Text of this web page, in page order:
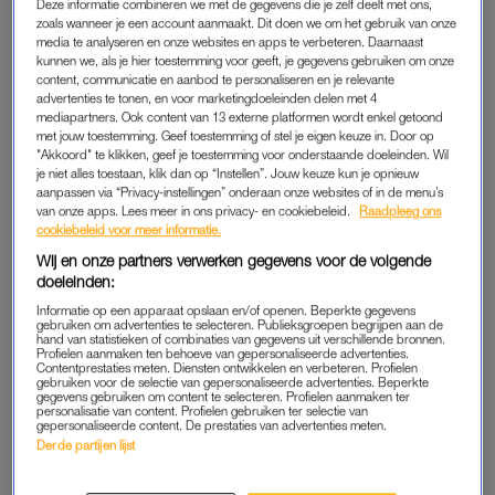
meer herhalingen dan normaal.”
Die prikkel zorgt voor kleine scheurtjes in je spiervezels en
bindweefsel. Vooral bij excentrische bewegingen – het laten
zakken van een gewicht, bijvoorbeeld – kan dat gebeuren. “Je
lichaam reageert daarop met een ontstekingsproces. Dat voel
je dan als stijfheid of pijn, vaak één tot twee dagen later.”
GEEN SPIERPIJN? GEEN STRESS
Afijn: het is dus een teken dat je iets anders hebt gedaan dan
normaal. Maar betekent het dan ook dat je niet goed hebt
getraind als je géén spierpijn voelt? Nee, spierpijn is geen
bewijs dat je goed hebt getraind. “Dat is echt een
misverstand”, legt hij uit. “Je kunt prima sterker worden en
spiermassa opbouwen zónder spierpijn.”
Deze informatie combineren we met de gegevens die je zelf deelt met ons,
zoals wanneer je een account aanmaakt. Dit doen we om het gebruik van onze
media te analyseren en onze websites en apps te verbeteren. Daarnaast
kunnen we, als je hier toestemming voor geeft, je gegevens gebruiken om onze
content, communicatie en aanbod te personaliseren en je relevante
advertenties te tonen, en voor marketingdoeleinden delen met 4
mediapartners. Ook content van 13 externe platformen wordt enkel getoond
met jouw toestemming. Geef toestemming of stel je eigen keuze in. Door op
"Akkoord" te klikken, geef je toestemming voor onderstaande doeleinden. Wil
je niet alles toestaan, klik dan op “Instellen”. Jouw keuze kun je opnieuw
aanpassen via “Privacy-instellingen” onderaan onze websites of in de menu’s
van onze apps. Lees meer in ons privacy- en cookiebeleid.
Raadpleeg ons
cookiebeleid voor meer informatie.
Wij en onze partners verwerken gegevens voor de volgende
doeleinden:
Informatie op een apparaat opslaan en/of openen. Beperkte gegevens
gebruiken om advertenties te selecteren. Publieksgroepen begrijpen aan de
hand van statistieken of combinaties van gegevens uit verschillende bronnen.
Profielen aanmaken ten behoeve van gepersonaliseerde advertenties.
Contentprestaties meten. Diensten ontwikkelen en verbeteren. Profielen
gebruiken voor de selectie van gepersonaliseerde advertenties. Beperkte
gegevens gebruiken om content te selecteren. Profielen aanmaken ter
personalisatie van content. Profielen gebruiken ter selectie van
gepersonaliseerde content. De prestaties van advertenties meten.
Derde partijen lijst